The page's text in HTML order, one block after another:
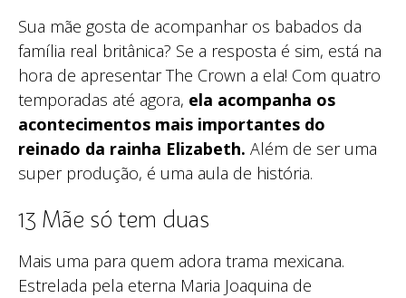
Sua mãe gosta de acompanhar os babados da
família real britânica? Se a resposta é sim, está na
hora de apresentar The Crown a ela! Com quatro
temporadas até agora, ela acompanha os
acontecimentos mais importantes do
reinado da rainha Elizabeth. Além de ser uma
super produção, é uma aula de história.
13 Mãe só tem duas
Mais uma para quem adora trama mexicana.
Estrelada pela eterna Maria Joaquina de